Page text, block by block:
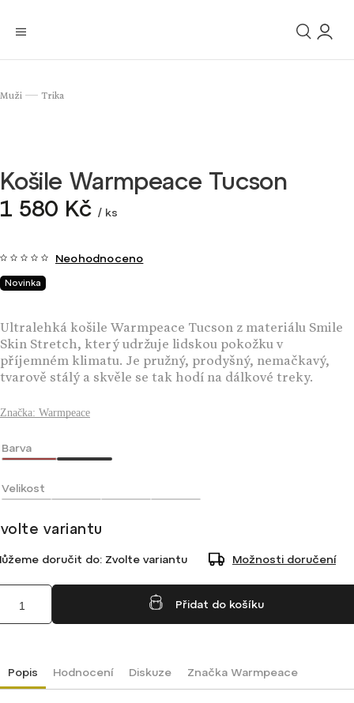
Muži / Trika
Košile Warmpeace Tucson
1 580 Kč / ks
Novinka
Neohodnoceno
Ultralehká košile Warmpeace Tucson z materiálu Smile
Skin Stretch,který udržuje lidskou pokožku v
příjemném klimatu. Je pružný, prodyšný, nemačkavý,
tvarově stálý a skvěle se tak hodí na dálkové treky.
Značka: Warmpeace
Barva
Velikost
variantu
doručit do: Zvolte variantu Možnosti doručení
Přidat do košíku
Popis Hodnocení Diskuze ZnačkaWarmpeace